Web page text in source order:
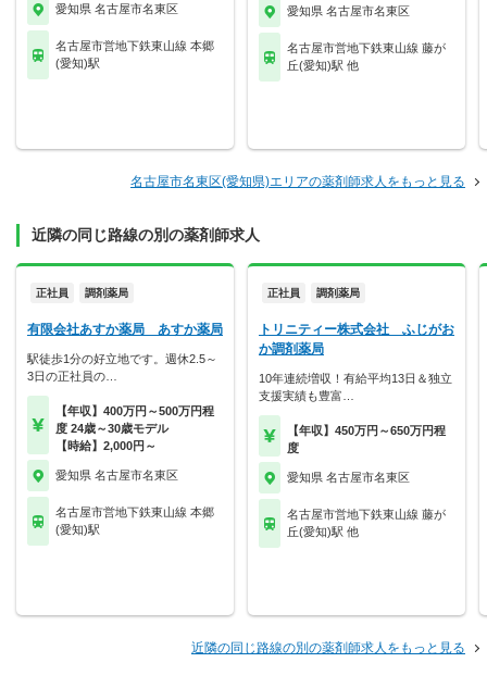
愛知県 名古屋市名東区
名古屋市営地下鉄東山線 本郷
(愛知)駅
愛知県 名古屋市名東区
名古屋市営地下鉄東山線 藤が
丘(愛知)駅 他
名古屋市名東区(愛知県)エリアの薬剤師求人をもっと見る
近隣の同じ路線の別の薬剤師求人
正社員 調剤薬局
有限会社あすか薬局 あすか薬局
駅徒歩1分の好立地です。週休2.5～
3日の正社員の…
【年収】400万円～500万円程
度 24歳～30歳モデル
【時給】2,000円～
愛知県 名古屋市名東区
名古屋市営地下鉄東山線 本郷
(愛知)駅
正社員 調剤薬局
トリニティー株式会社 ふじがお
か調剤薬局
10年連続増収！有給平均13日＆独立
支援実績も豊富…
【年収】450万円～650万円程
度
愛知県 名古屋市名東区
名古屋市営地下鉄東山線 藤が
丘(愛知)駅 他
近隣の同じ路線の別の薬剤師求人をもっと見る